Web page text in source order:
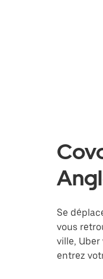
Se
vous
ville,
entrez